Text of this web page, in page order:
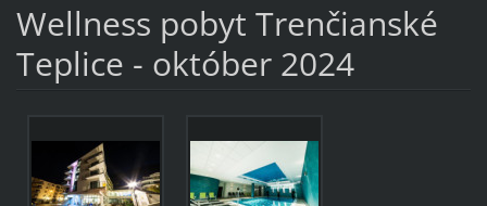
Wellness pobyt Trenčianské
Teplice - október 2024